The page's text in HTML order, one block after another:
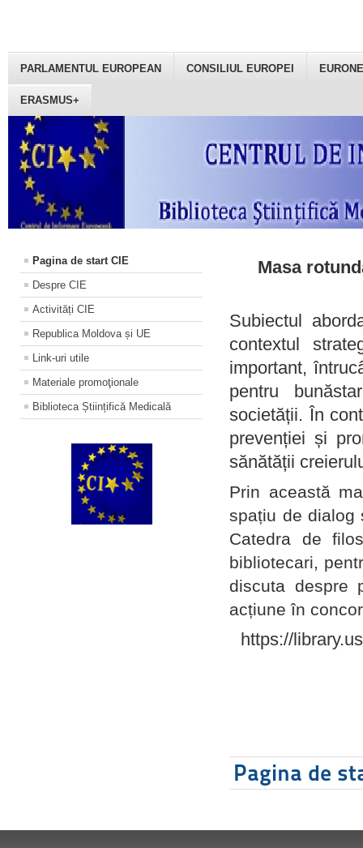
PARLAMENTUL EUROPEAN CONSILIUL EUROPEI
ERASMUS+
Pagina de start CIE
Despre CIE
Activități CIE
Republica Moldova și UE
Link-uri utile
Materiale promoţionale
Biblioteca Științifică Medicală
Masa
Subiectul
contextul
important,
pentru
societății. În
prevenției și
sănătății
Prin această
spațiu de dialog
Catedra de
bibliotecari,
discuta despre
acțiune în
https://
Pagina de